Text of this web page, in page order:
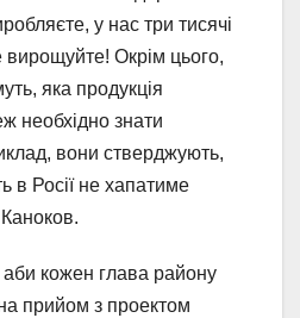
у нас три тисячі
вирощуйте! Окрім цього,
яка продукція
необхідно знати
вони стверджують,
в Росії не хапатиме
аби кожен глава району
прийом з проектом